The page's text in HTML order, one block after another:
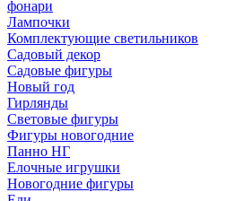
фонари
Лампочки
Комплектующие светильников
Садовый декор
Садовые фигуры
Новый год
Гирлянды
Световые фигуры
Фигуры новогодние
Панно НГ
Елочные игрушки
Новогодние фигуры